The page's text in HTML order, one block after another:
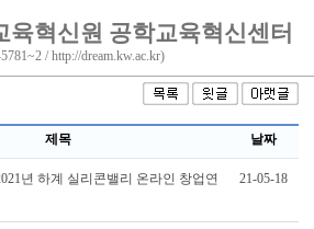
육혁신원 공학교육혁신센터
/ http://dream.kw.ac.kr)
제목 날짜
년 하계 실리콘밸리 온라인 창업연
21-05-18